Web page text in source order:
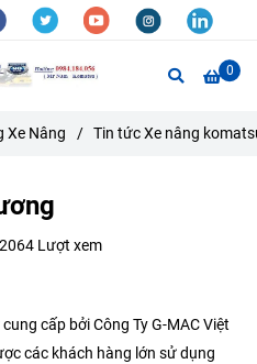
0
Xe Nâng / Tin tức Xe nâng
2064 Lượt xem
cấp bởi Công Ty G-MAC Việt
các khách hàng lớn sử dụng